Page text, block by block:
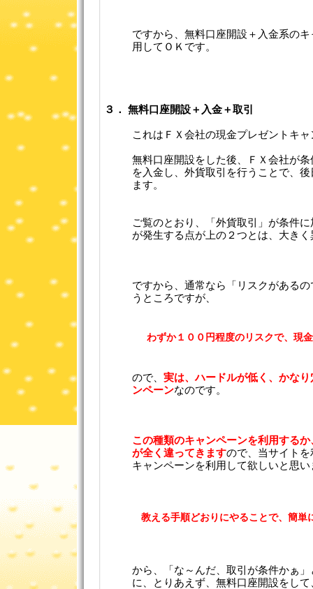
ですから、無料口座開設＋入金系の
用してＯＫです。
３． 無料口座開設＋入金＋取引
これはＦＸ会社の現金プレゼントキ
無料口座開設をした後、ＦＸ会社が
を入金し、外貨取引を行うことで、
ます。
ご覧のとおり、「外貨取引」が条件
が発生する点が上の２つとは、大き
ですから、通常なら「リスクがある
うところですが、
わずか１００円程度のリスクで、現
ので、 実は、ハードルが低く、かな
ンペーンなのです。
この種類のキャンペーンを利用する
が全く違ってきますので、当サイト
キャンペーンを利用して欲しいと思い
教える手順どおりにやることで、簡単
から、「な～んだ、取引が条件かぁ
に、とりあえず、無料口座開設をし